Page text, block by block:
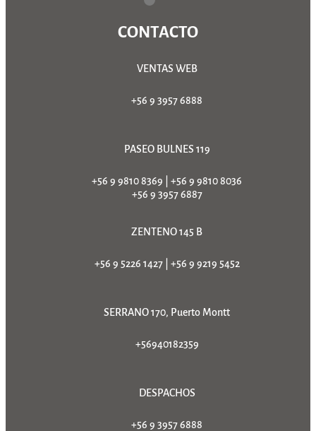
CONTACTO
VENTAS WEB
+56 9 3957 6888
PASEO BULNES 119
+56 9 9810 8369
+56 9 9810 8036
+56 9 3957 6887
ZENTENO 145 B
+56 9 5226 1427| +56 9 9219 5452
SERRANO 170, Puerto Montt
+56940182359
DESPACHOS
+56 9 3957 6888